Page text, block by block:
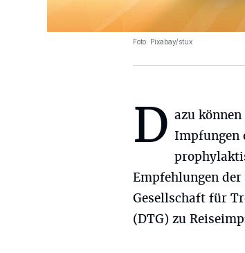
Foto: Pixabay/stux
D azu
Impfungen
Empfehlungen
Gesellschaft für
(DTG) zu